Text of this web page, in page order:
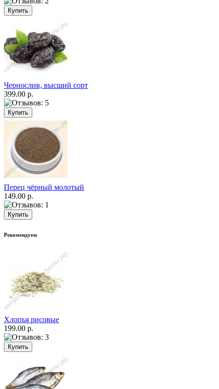
Чернослив, высший сорт
399.00 р.
Перец чёрный молотый
149.00 р.
Рекомендуем
Хлопья рисовые
199.00 р.